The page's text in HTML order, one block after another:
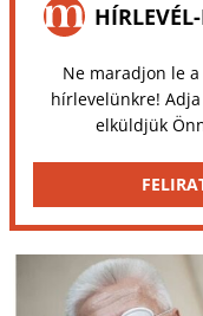
Ne maradjon le a
hírlevelünkre!
elküldjük